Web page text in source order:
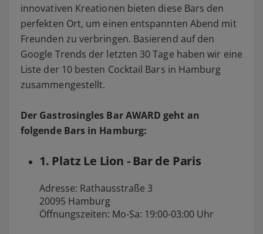
innovativen Kreationen bieten diese Bars den
perfekten Ort, um einen entspannten Abend mit
Freunden zu verbringen. Basierend auf den
Google Trends der letzten 30 Tage haben wir eine
Liste der 10 besten Cocktail Bars in Hamburg
zusammengestellt.
Der Gastrosingles Bar AWARD geht an
folgende Bars in Hamburg:
1. Platz Le Lion - Bar de Paris
Adresse: Rathausstraße 3
20095 Hamburg
Öffnungszeiten: Mo-Sa: 19:00-03:00 Uhr